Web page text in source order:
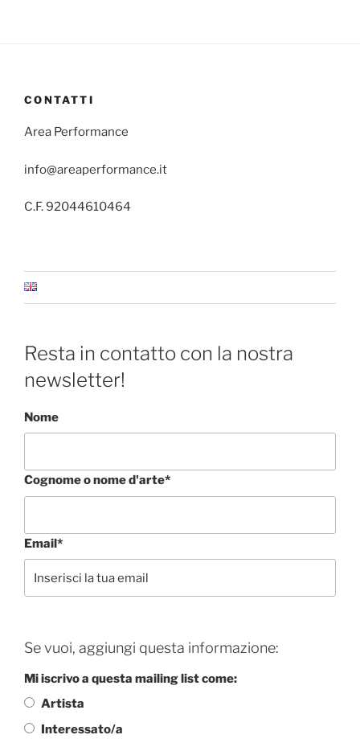
CONTATTI
Area Performance
info@areaperformance.it
C.F. 92044610464
Resta in contatto con la nostra
newsletter!
Nome
Cognome o nome d'arte*
Email*
Se vuoi, aggiungi questa informazione:
Mi iscrivo a questa mailing list come:
Artista
Interessato/a